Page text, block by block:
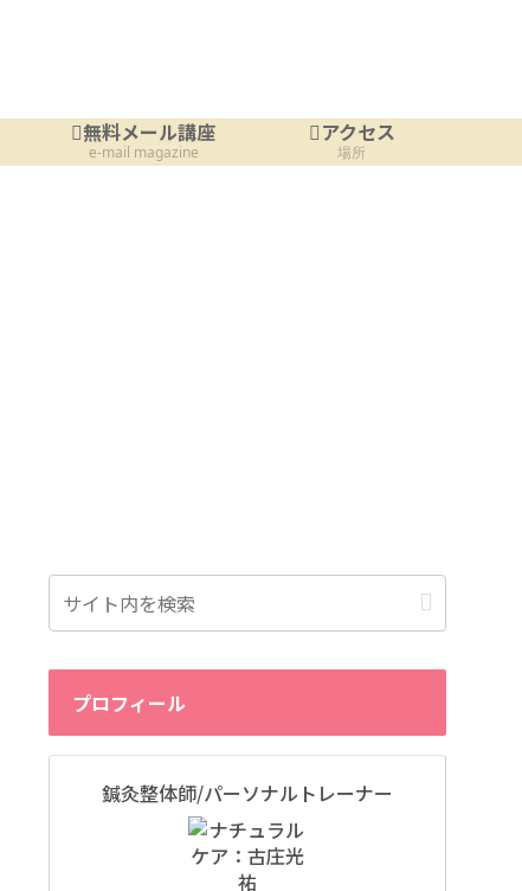
無料メール講座
e-mail magazine
アクセス
場所
プロフィール
鍼灸整体師/パーソナルトレーナー